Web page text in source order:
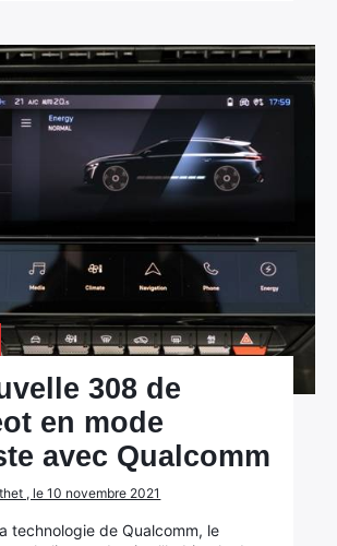
308 de
en mode
avec Qualcomm
, le 10 novembre 2021
technologie de Qualcomm, le